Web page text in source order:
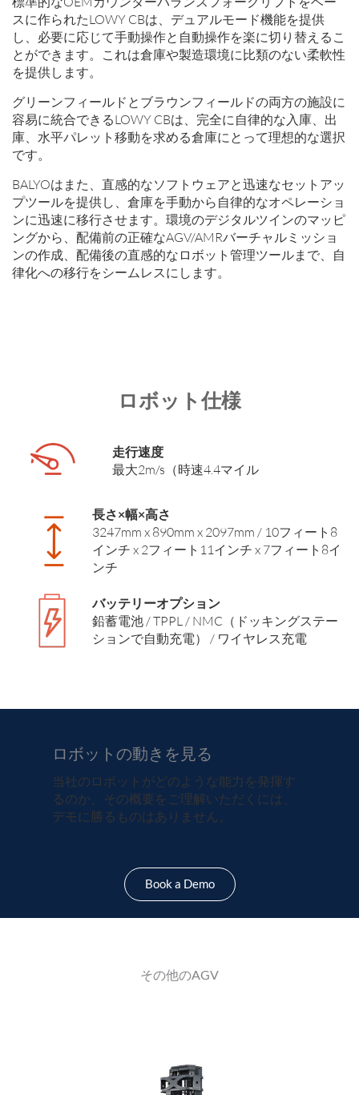
スに作られたLOWY CBは、デュアルモード機能を提供
し、必要に応じて手動操作と自動操作を楽に切り替えるこ
とができます。これは倉庫や製造環境に比類のない柔軟性
を提供します。
グリーンフィールドとブラウンフィールドの両方の施設に
容易に統合できるLOWY CBは、完全に自律的な入庫、出
庫、水平パレット移動を求める倉庫にとって理想的な選択
です。
BALYOはまた、直感的なソフトウェアと迅速なセットアッ
プツールを提供し、倉庫を手動から自律的なオペレーショ
ンに迅速に移行させます。環境のデジタルツインのマッピ
ングから、配備前の正確なAGV/AMRバーチャルミッショ
ンの作成、配備後の直感的なロボット管理ツールまで、自
律化への移行をシームレスにします。
ロボット仕様
走行速度
最大2m/s（時速4.4マイル
長さ×幅×高さ
3247mm x 890mm x 2097mm / 10フィート8
インチ x 2フィート11インチ x 7フィート8イ
ンチ
バッテリーオプション
鉛蓄電池 / TPPL / NMC（ドッキングステー
ションで自動充電） / ワイヤレス充電
ロボットの動きを見る
当社のロボットがどのような能力を発揮す
るのか、その概要をご理解いただくには、
デモに勝るものはありません。
Book a Demo
その他のAGV